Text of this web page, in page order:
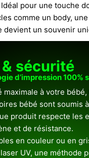
pour une touche
comme un body,
devient un souvenir
sécurité
d’impression 100%
à votre
bébé sont soumis
produit respecte les
et de résistance.
en couleur ou en
UV, une méthode